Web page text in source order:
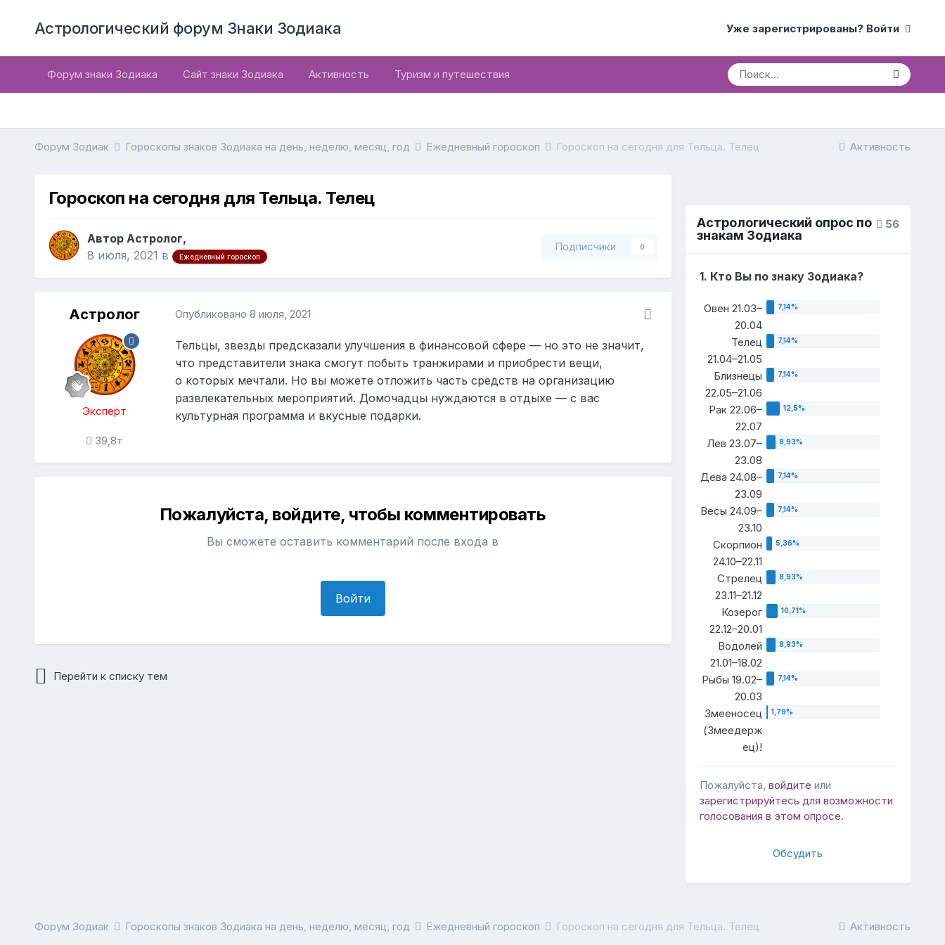
Астрологический форум Знаки Зодиака Уже зарегистрированы? Войти
Форум знаки Зодиака Сайт знаки Зодиака Активность Туризм и путешествия
Активность
Форум Зодиак Гороскопы знаков Зодиака на день, неделю, месяц, год Ежедневный гороскоп Гороскоп на сегодня для Тельца. Телец
Гороскоп на сегодня для Тельца. Телец
Автор Астролог,
8 июля, 2021 в Ежедневный гороскоп
Подписчики 0
Астролог
Эксперт
39,8т
Опубликовано 8 июля, 2021
Тельцы, звезды предсказали улучшения в финансовой сфере — но это не значит,
что представители знака смогут побыть транжирами и приобрести вещи,
о которых мечтали. Но вы можете отложить часть средств на организацию
развлекательных мероприятий. Домочадцы нуждаются в отдыхе — с вас
культурная программа и вкусные подарки.
Пожалуйста, войдите, чтобы комментировать
Вы сможете оставить комментарий после входа в
Войти
Перейти к списку тем
56
Астрологический опрос по
знакам Зодиака
1. Кто Вы по знаку Зодиака?
Овен 21.03–
20.04
Телец
21.04–21.05
Близнецы
22.05–21.06
Рак 22.06–
22.07
Лев 23.07–
23.08
Дева 24.08–
23.09
Весы 24.09–
23.10
Скорпион
24.10–22.11
Стрелец
23.11–21.12
Козерог
22.12–20.01
Водолей
21.01–18.02
Рыбы 19.02–
20.03
Змееносец
(Змеедерж
ец)!
Пожалуйста, войдите или
зарегистрируйтесь для возможности
голосования в этом опросе.
Обсудить
Активность
Форум Зодиак Гороскопы знаков Зодиака на день, неделю, месяц, год Ежедневный гороскоп Гороскоп на сегодня для Тельца. Телец